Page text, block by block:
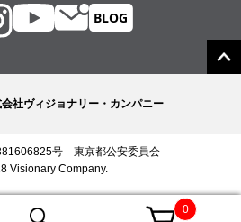
社ヴィジョナリー・カンパニー
号 東京都公安委員会
Visionary Company.
0